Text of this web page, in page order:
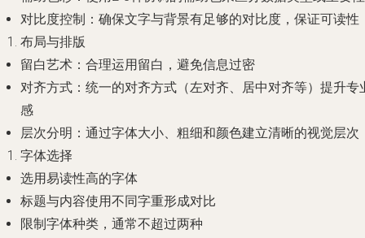
对比度控制：确保文字与背景有足够的对比度，保证可读性
布局与排版
留白艺术：合理运用留白，避免信息过密
对齐方式：统一的对齐方式（左对齐、居中对齐等）提升专
感
层次分明：通过字体大小、粗细和颜色建立清晰的视觉层次
字体选择
选用易读性高的字体
标题与内容使用不同字重形成对比
限制字体种类，通常不超过两种